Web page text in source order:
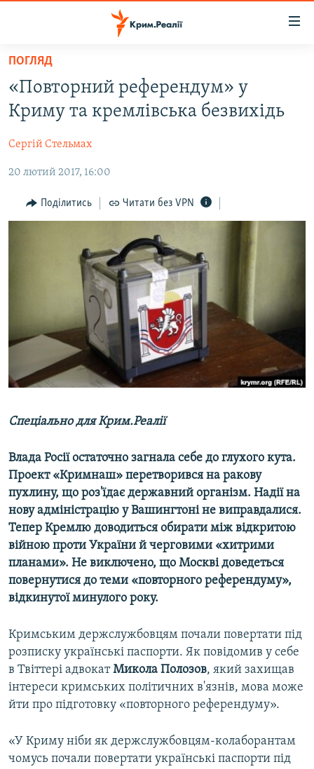
Перейти
основного
матеріалу
Перейти
до
навігації
Перейти
ВОДА.КРИМ
ВІДЕО ТА ФОТО
ПОЛІТИКА
БЛОГИ
ПОГЛЯД
ВСЕ ЗА ДЕНЬ
СПЕЦПРОЕКТИ
ВІДЕОУРОКИ «ELIFBE»
СВІДЧЕННЯ ОКУПАЦІЇ
УКРАЇНСЬКА ПРОБЛЕМА КРИМУ
ЯК ОБІЙТИ БЛОКУВАННЯ
Русский
Qırımtatar
Усі сайти RFE/RL
ПОГЛЯД
«Повторний референдум» у
Криму та кремлівська безвихідь
Сергій Стельмах
20 лютий 2017, 16:00
Поділитись Читати без VPN
Спеціально для Крим.Реалії
Влада Росії остаточно загнала себе до глухого кута.
Проект «Кримнаш» перетворився на ракову
пухлину, що роз'їдає державний організм. Надії на
нову адміністрацію у Вашингтоні не виправдалися.
Тепер Кремлю доводиться обирати між відкритою
війною проти України й черговими «хитрими
планами». Не виключено, що Москві доведеться
повернутися до теми «повторного референдуму»,
відкинутої минулого року.
Кримським держслужбовцям почали повертати під
розписку українські паспорти. Як повідомив у себе
в Твіттері адвокатМикола Полозов, який захищав
інтереси кримських політичних в'язнів, мова може
йти про підготовку «повторного референдуму».
«У Криму ніби як держслужбовцям-колаборантам
чомусь почали повертати українські паспорти під